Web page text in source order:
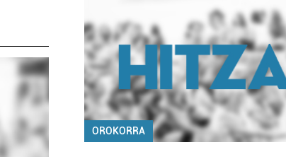
OROKORRA